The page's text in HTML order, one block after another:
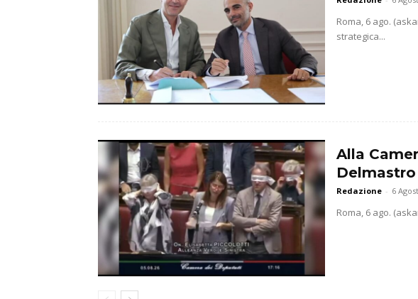
Roma, 6 ago.
strategica...
Alla
Delmastro
Redazione - 6
Roma, 6 ago.